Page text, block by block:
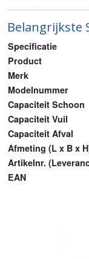
Belangrijkste
Specificatie
Product
Merk
Modelnummer
Capaciteit Schoon
Capaciteit Vuil
Capaciteit Afval
Afmeting (L x B x
Artikelnr.
EAN